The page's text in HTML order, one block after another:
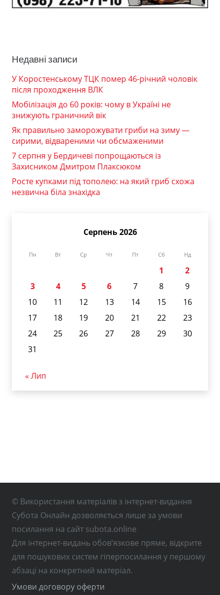
Недавні записи
У Коростенському ТЦК помер 46-річний чоловік
після проходження ВЛК
Мобілізація до 60 років: чому в Україні не
знижують граничний вік
Як правильно заморожувати гриби на зиму —
сирими, відвареними чи обсмаженими
7 серпня у Бердичеві попрощаються із
Захисником Дмитром Плаксюком
Росте купками під тополею: на який гриб схожа
незвична біла знахідка
Серпень 2026
Пн Вт Ср Чт Пт Сб Нд
1
2
3
4 5 6 7 8
9
10
11 12 13 14 15
16
17
18 19 20 21 22
23
24
25 26 27 28 29
30
31
« Лип
© Використання матеріалів з інтернет-видання
Субота Онлайн дозволяється лише за умови
посилання на сайт subota.online
Для інтернет-видань обов’язкове пряме, відкрите
для пошукових систем гіперпосилання у першому
абзаці на конкретний матеріал.
Умови договору оферти